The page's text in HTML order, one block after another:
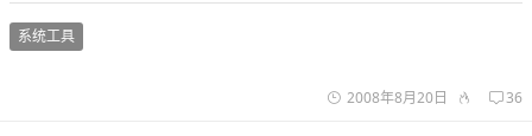
系统工具
2008年8月20日 36